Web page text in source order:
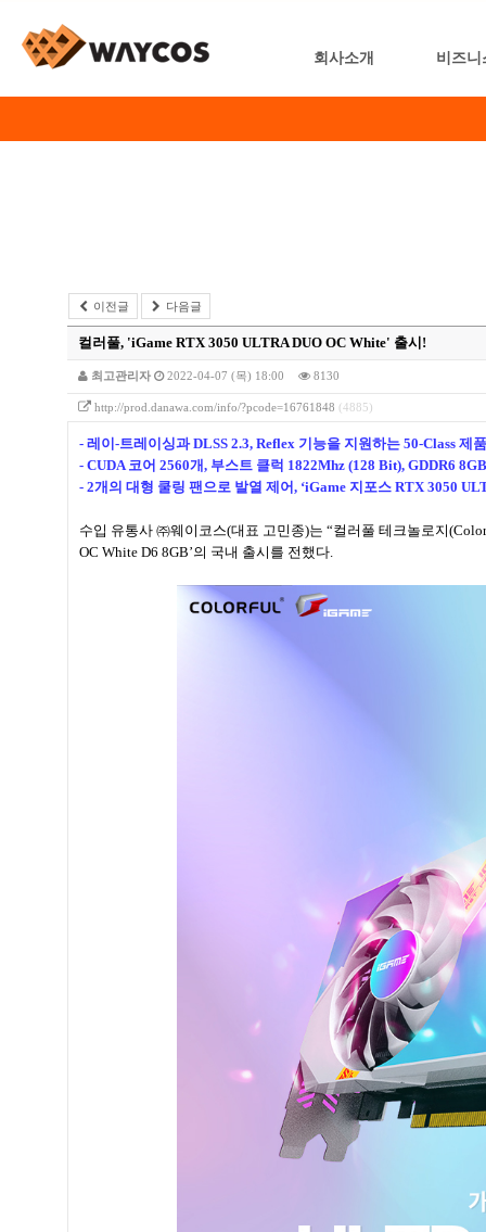
회사소개 비즈니
이전글 다음글
컬러풀, 'iGame RTX 3050 ULTRA DUO OC White' 출시!
최고관리자 2022-04-07 (목) 18:00 8130
http://prod.danawa.com/info/?pcode=16761848 (4885)
- 레이-트레이싱과 DLSS 2.3, Reflex 기능을 지원하는 50-Class 제
- CUDA 코어 2560개, 부스트 클럭 1822Mhz (128 Bit), GDDR6
- 2개의 대형 쿨링 팬으로 발열 제어, ‘iGame 지포스 RTX 3050
수입 유통사 ㈜웨이코스(대표 고민종)는 “컬러풀 테크놀로지
OC White D6 8GB’의 국내 출시를 전했다.